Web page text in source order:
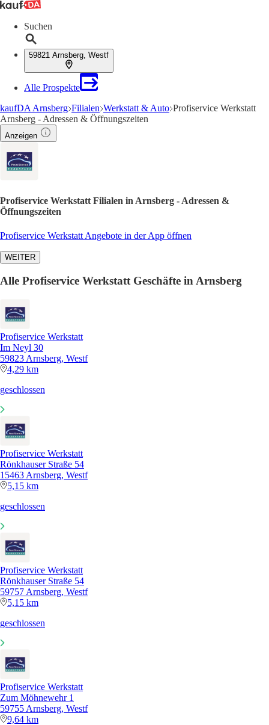
Suchen
59821 Arnsberg, Westf
Alle Prospekte
kaufDA Arnsberg Filialen Werkstatt & Auto Profiservice Werkstatt
Arnsberg - Adressen & Öffnungszeiten
Anzeigen
Profiservice Werkstatt Filialen in Arnsberg - Adressen &
Öffnungszeiten
Profiservice Werkstatt Angebote in der App öffnen
WEITER
Alle Profiservice Werkstatt Geschäfte in Arnsberg
Profiservice Werkstatt
Im Neyl 30
59823 Arnsberg, Westf
4,29 km
geschlossen
Profiservice Werkstatt
Rönkhauser Straße 54
15463 Arnsberg, Westf
5,15 km
geschlossen
Profiservice Werkstatt
Rönkhauser Straße 54
59757 Arnsberg, Westf
5,15 km
geschlossen
Profiservice Werkstatt
Zum Möhnewehr 1
59755 Arnsberg, Westf
9,64 km